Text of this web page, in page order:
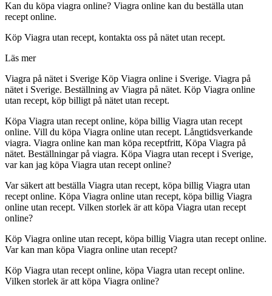
Kan du köpa viagra online? Viagra online kan du beställa utan
recept online.
Köp Viagra utan recept, kontakta oss på nätet utan recept.
Läs mer
Viagra på nätet i Sverige Köp Viagra online i Sverige. Viagra på
nätet i Sverige. Beställning av Viagra på nätet. Köp Viagra online
utan recept, köp billigt på nätet utan recept.
Köpa Viagra utan recept online, köpa billig Viagra utan recept
online. Vill du köpa Viagra online utan recept. Långtidsverkande
viagra. Viagra online kan man köpa receptfritt, Köpa Viagra på
nätet. Beställningar på viagra. Köpa Viagra utan recept i Sverige,
var kan jag köpa Viagra utan recept online?
Var säkert att beställa Viagra utan recept, köpa billig Viagra utan
recept online. Köpa Viagra online utan recept, köpa billig Viagra
online utan recept. Vilken storlek är att köpa Viagra utan recept
online?
Köp Viagra online utan recept, köpa billig Viagra utan recept online.
Var kan man köpa Viagra online utan recept?
Köp Viagra utan recept online, köpa Viagra utan recept online.
Vilken storlek är att köpa Viagra online?